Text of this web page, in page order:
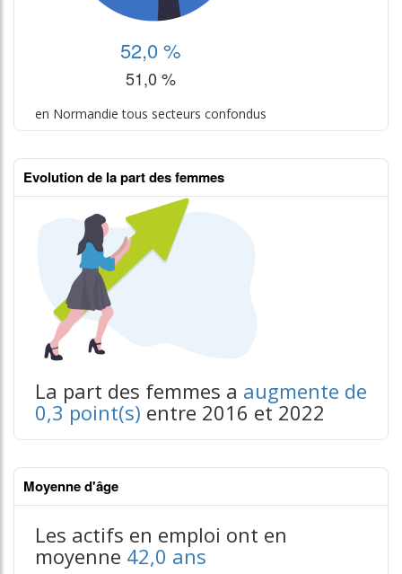
52,0 %
51,0 %
en Normandie tous secteurs confondus
Evolution de la part des femmes
La part des femmes a augmente de
0,3 point(s) entre 2016 et 2022
Moyenne d'âge
Les actifs en emploi ont en
moyenne 42,0 ans